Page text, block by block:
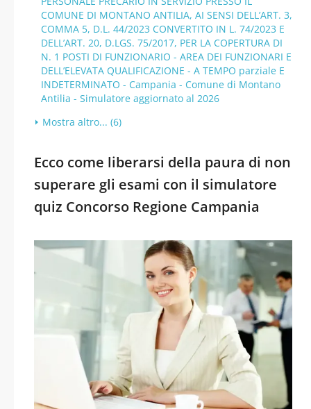
COMUNE DI MONTANO ANTILIA, AI SENSI DELL’ART. 3,
COMMA 5, D.L. 44/2023 CONVERTITO IN L. 74/2023 E
DELL’ART. 20, D.LGS. 75/2017, PER LA COPERTURA DI
N. 1 POSTI DI FUNZIONARIO - AREA DEI FUNZIONARI E
DELL’ELEVATA QUALIFICAZIONE - A TEMPO parziale E
INDETERMINATO - Campania - Comune di Montano
Antilia - Simulatore aggiornato al 2026
Mostra altro... (6)
Ecco come liberarsi della paura di non
superare gli esami con il simulatore
quiz Concorso Regione Campania